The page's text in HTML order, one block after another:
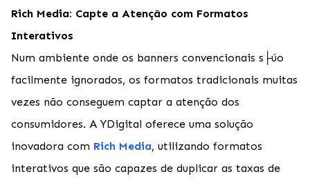
Rich Media: Capte a Atenção com Formatos
Interativos
Num ambiente onde os banners convencionais s├úo
facilmente ignorados, os formatos tradicionais muitas
vezes não conseguem captar a atenção dos
consumidores. A YDigital oferece uma solução
inovadora com Rich Media, utilizando formatos
interativos que são capazes de duplicar as taxas de